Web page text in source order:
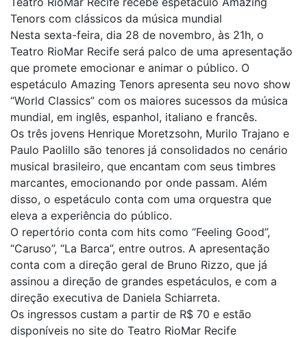
Tenors com clássicos da música mundial
Nesta sexta-feira, dia 28 de novembro, às 21h, o
Teatro RioMar Recife será palco de uma apresentação
que promete emocionar e animar o público. O
espetáculo Amazing Tenors apresenta seu novo show
“World Classics” com os maiores sucessos da música
mundial, em inglês, espanhol, italiano e francês.
Os três jovens Henrique Moretzsohn, Murilo Trajano e
Paulo Paolillo são tenores já consolidados no cenário
musical brasileiro, que encantam com seus timbres
marcantes, emocionando por onde passam. Além
disso, o espetáculo conta com uma orquestra que
eleva a experiência do público.
O repertório conta com hits como “Feeling Good”,
“Caruso”, “La Barca”, entre outros. A apresentação
conta com a direção geral de Bruno Rizzo, que já
assinou a direção de grandes espetáculos, e com a
direção executiva de Daniela Schiarreta.
Os ingressos custam a partir de R$ 70 e estão
disponíveis no site do Teatro RioMar Recife